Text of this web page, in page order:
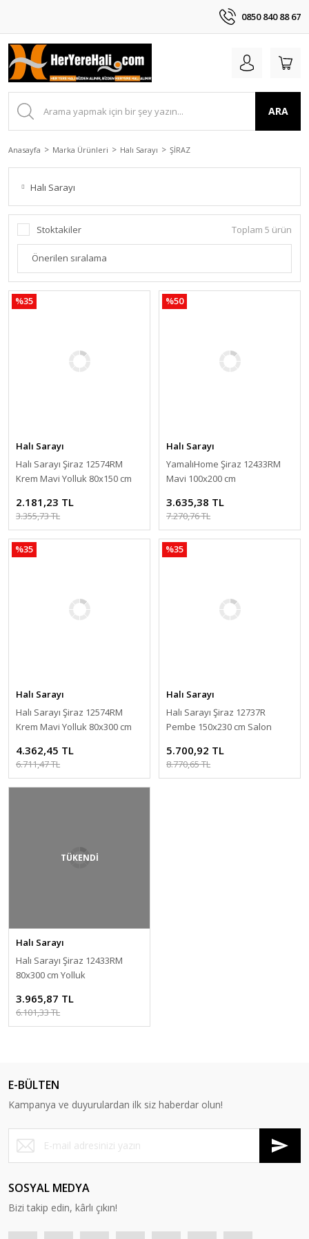
0850 840 88 67
ARA
Anasayfa Marka Ürünleri Halı Sarayı ŞİRAZ
Halı Sarayı
Stoktakiler Toplam 5 ürün
%35
Halı Sarayı
Halı Sarayı Şiraz 12574RM
Krem Mavi Yolluk 80x150 cm
2.181,23 TL
3.355,73 TL
%50
Halı Sarayı
YamalıHome Şiraz 12433RM
Mavi 100x200 cm
3.635,38 TL
7.270,76 TL
%35
Halı Sarayı
Halı Sarayı Şiraz 12574RM
Krem Mavi Yolluk 80x300 cm
4.362,45 TL
6.711,47 TL
%35
Halı Sarayı
Halı Sarayı Şiraz 12737R
Pembe 150x230 cm Salon
5.700,92 TL
8.770,65 TL
TÜKENDİ
Halı Sarayı
Halı Sarayı Şiraz 12433RM
80x300 cm Yolluk
3.965,87 TL
6.101,33 TL
E-BÜLTEN
Kampanya ve duyurulardan ilk siz haberdar olun!
SOSYAL MEDYA
Bizi takip edin, kârlı çıkın!